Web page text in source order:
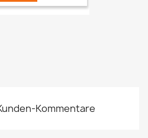
Kommentare